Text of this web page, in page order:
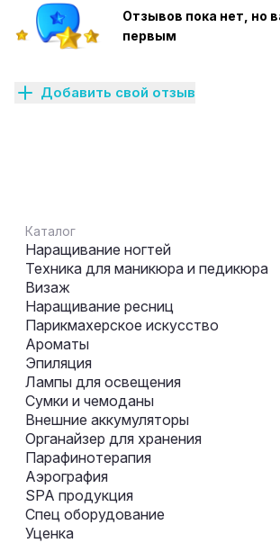
Отзывов пока нет, но
первым
Добавить свой отзыв
Каталог
Наращивание ногтей
Техника для маникюра и педикюра
Визаж
Наращивание ресниц
Парикмахерское искусство
Ароматы
Эпиляция
Лампы для освещения
Сумки и чемоданы
Внешние аккумуляторы
Органайзер для хранения
Парафинотерапия
Аэрография
SPA продукция
Спец оборудование
Уценка